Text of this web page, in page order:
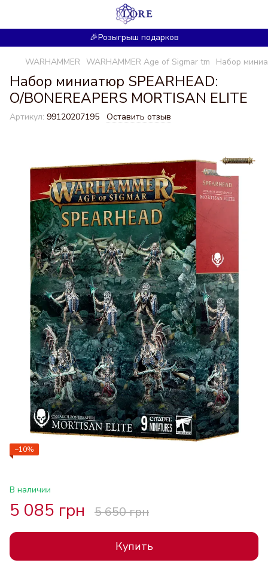
🎉Розыгрыш подарков
WARHAMMER WARHAMMER Age of Sigmar tm Набор
Набор миниатюр SPEARHEAD:
O/BONEREAPERS MORTISAN ELITE
Артикул: 99120207195 Оставить отзыв
−10%
В наличии
5 085 грн 5 650 грн
Купить